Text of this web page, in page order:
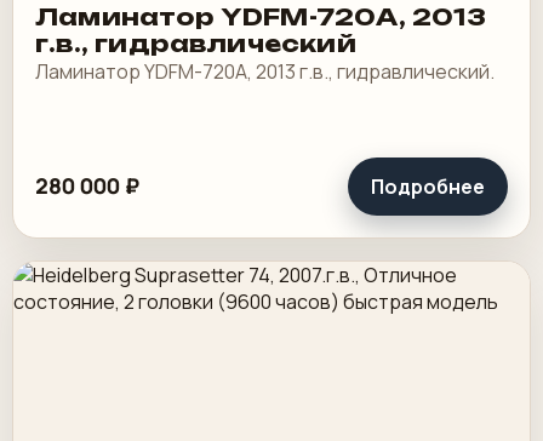
Ламинатор YDFM-720А, 2013
г.в., гидравлический
Ламинатор YDFM-720А, 2013 г.в., гидравлический.
280 000 ₽ Подробнее